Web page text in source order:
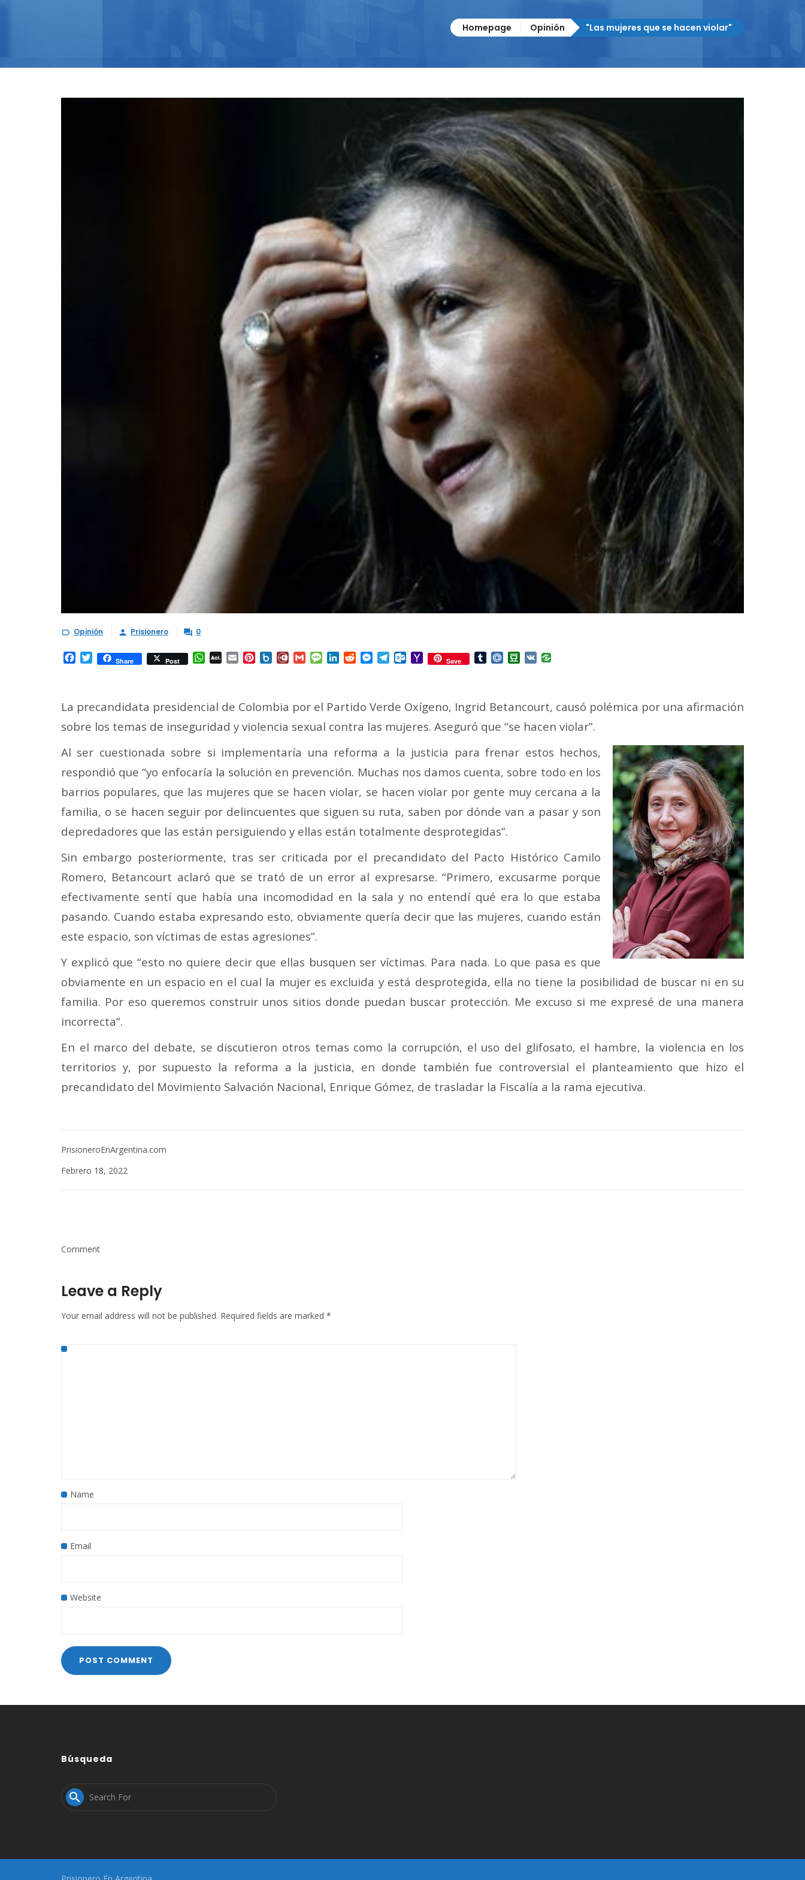
Homepage Opinión "Las mujeres que se hacen violar"
 Opinión  Prisionero  0
Facebook
TwitterShare Post WhatsApp
AOL Email Pinterest
Box.netDiary.RuGmailMessage
LinkedInRedditMessenger
TelegramOutlook.com
YahooSave TumblrMail.RuDouban
VK
La precandidata presidencial de Colombia por el Partido Verde Oxígeno, Ingrid Betancourt, causó polémica por una afirmación
sobre los temas de inseguridad y violencia sexual contra las mujeres. Aseguró que “se hacen violar”.
Al ser cuestionada sobre si implementaría una reforma a la justicia para frenar estos hechos,
respondió que “yo enfocaría la solución en prevención. Muchas nos damos cuenta, sobre todo en los
barrios populares, que las mujeres que se hacen violar, se hacen violar por gente muy cercana a la
familia, o se hacen seguir por delincuentes que siguen su ruta, saben por dónde van a pasar y son
depredadores que las están persiguiendo y ellas están totalmente desprotegidas”.
Sin embargo posteriormente, tras ser criticada por el precandidato del Pacto Histórico Camilo
Romero, Betancourt aclaró que se trató de un error al expresarse. “Primero, excusarme porque
efectivamente sentí que había una incomodidad en la sala y no entendí qué era lo que estaba
pasando. Cuando estaba expresando esto, obviamente quería decir que las mujeres, cuando están
este espacio, son víctimas de estas agresiones”.
Y explicó que “esto no quiere decir que ellas busquen ser víctimas. Para nada. Lo que pasa es que
obviamente en un espacio en el cual la mujer es excluida y está desprotegida, ella no tiene la posibilidad de buscar ni en su
familia. Por eso queremos construir unos sitios donde puedan buscar protección. Me excuso si me expresé de una manera
incorrecta”.
En el marco del debate, se discutieron otros temas como la corrupción, el uso del glifosato, el hambre, la violencia en los
territorios y, por supuesto la reforma a la justicia, en donde también fue controversial el planteamiento que hizo el
precandidato del Movimiento Salvación Nacional, Enrique Gómez, de trasladar la Fiscalía a la rama ejecutiva.
PrisioneroEnArgentina.com
Febrero 18, 2022
Comment
Leave a Reply
Your email address will not be published. Required fields are marked *
Name
Email
Website
Búsqueda
